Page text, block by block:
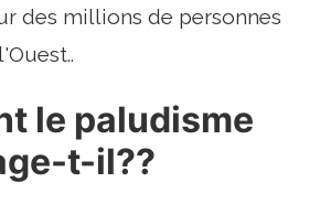
des millions de personnes
le paludisme
t-il??